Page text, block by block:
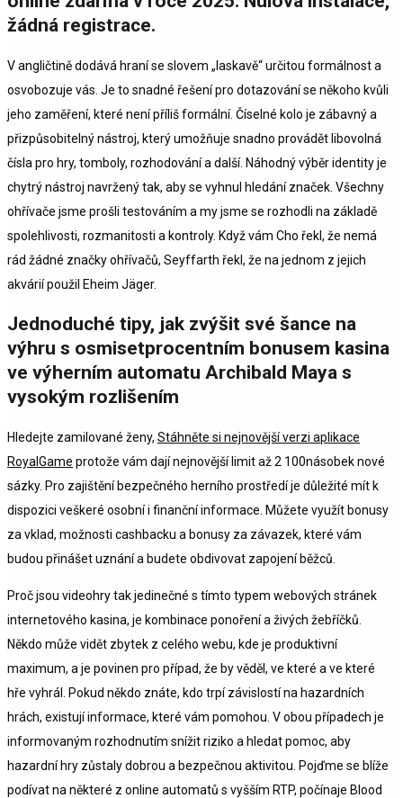
žádná registrace.
V angličtině dodává hraní se slovem „laskavě“ určitou formálnost a
osvobozuje vás. Je to snadné řešení pro dotazování se někoho kvůli
jeho zaměření, které není příliš formální. Číselné kolo je zábavný a
přizpůsobitelný nástroj, který umožňuje snadno provádět libovolná
čísla pro hry, tomboly, rozhodování a další. Náhodný výběr identity je
chytrý nástroj navržený tak, aby se vyhnul hledání značek. Všechny
ohřívače jsme prošli testováním a my jsme se rozhodli na základě
spolehlivosti, rozmanitosti a kontroly. Když vám Cho řekl, že nemá
rád žádné značky ohřívačů, Seyffarth řekl, že na jednom z jejich
akvárií použil Eheim Jäger.
Jednoduché tipy, jak zvýšit své šance na
výhru s osmisetprocentním bonusem kasina
ve výherním automatu Archibald Maya s
vysokým rozlišením
Hledejte zamilované ženy, Stáhněte si nejnovější verzi aplikace
RoyalGame protože vám dají nejnovější limit až 2 100násobek nové
sázky. Pro zajištění bezpečného herního prostředí je důležité mít k
dispozici veškeré osobní i finanční informace. Můžete využít bonusy
za vklad, možnosti cashbacku a bonusy za závazek, které vám
budou přinášet uznání a budete obdivovat zapojení běžců.
Proč jsou videohry tak jedinečné s tímto typem webových stránek
internetového kasina, je kombinace ponoření a živých žebříčků.
Někdo může vidět zbytek z celého webu, kde je produktivní
maximum, a je povinen pro případ, že by věděl, ve které a ve které
hře vyhrál. Pokud někdo znáte, kdo trpí závislostí na hazardních
hrách, existují informace, které vám pomohou. V obou případech je
informovaným rozhodnutím snížit riziko a hledat pomoc, aby
hazardní hry zůstaly dobrou a bezpečnou aktivitou. Pojďme se blíže
podívat na některé z online automatů s vyšším RTP, počínaje Blood